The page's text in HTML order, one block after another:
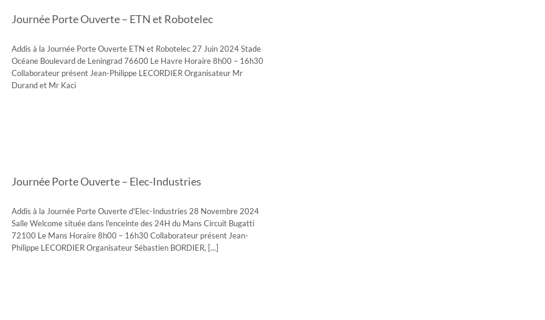
Journée Porte Ouverte – ETN et Robotelec
Addis à la Journée Porte Ouverte ETN et Robotelec 27 Juin 2024 Stade
Océane Boulevard de Leningrad 76600 Le Havre Horaire 8h00 – 16h30
Collaborateur présent Jean-Philippe LECORDIER Organisateur Mr
Durand et Mr Kaci
Journée Porte Ouverte – Elec-Industries
Addis à la Journée Porte Ouverte d'Elec-Industries 28 Novembre 2024
Salle Welcome située dans l'enceinte des 24H du Mans Circuit Bugatti
72100 Le Mans Horaire 8h00 – 16h30 Collaborateur présent Jean-
Philippe LECORDIER Organisateur Sébastien BORDIER, [...]